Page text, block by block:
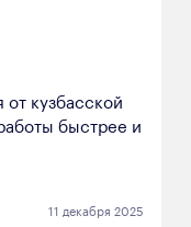
кузбасской
быстрее и
11 декабря 2025